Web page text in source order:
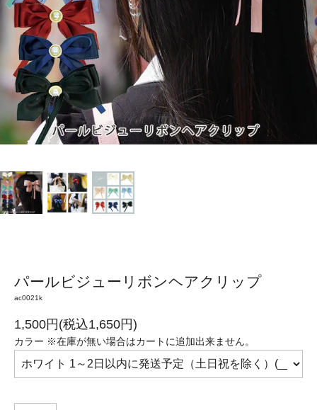
パールビジューリボンヘアクリップ
ac0021k
1,500円(税込1,650円)
カラー ※在庫が無い場合はカートに追加出来ません。